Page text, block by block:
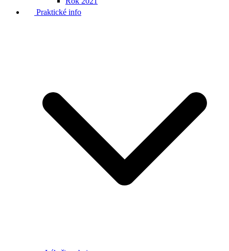
Praktické info